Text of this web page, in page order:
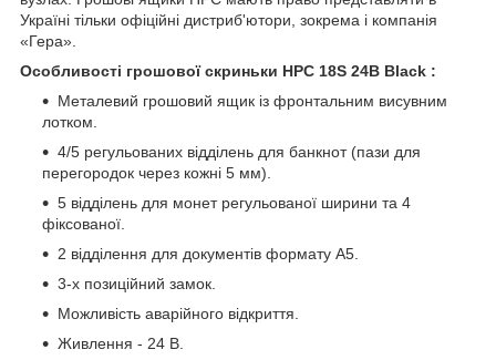
Україні тільки офіційні дистриб'ютори, зокрема і компанія
«Гера».
Особливості грошової скриньки HPC 18S 24В Black :
Металевий грошовий ящик із фронтальним висувним
лотком.
4/5 регульованих відділень для банкнот (пази для
перегородок через кожні 5 мм).
5 відділень для монет регульованої ширини та 4
фіксованої.
2 відділення для документів формату А5.
3-х позиційний замок.
Можливість аварійного відкриття.
Живлення - 24 В.